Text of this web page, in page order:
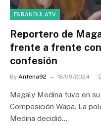
FARANDULATV
Reportero de
frente a frente con
confesión
By Antena92 18/09/2024
Magaly Medina tuvo en su
Composición Wapa. La
Medina decidió…